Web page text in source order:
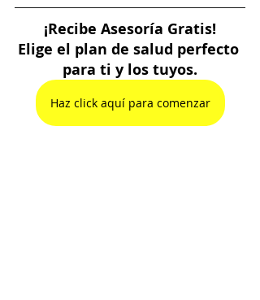
¡Recibe Asesoría Gratis!
Elige el plan de salud perfecto
para ti y los tuyos.
Haz click aquí para comenzar